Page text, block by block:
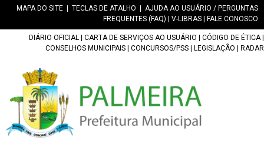
MAPA DO SITE TECLAS DE ATALHO
AJUDA AO USUÁRIO / PERGUNTAS
FREQUENTES (FAQ)
V-LIBRAS FALE CONOSCO
DIÁRIO OFICIAL CARTA DE SERVIÇOS AO USUÁRIO CÓDIGO DE ÉTICA|
CONSELHOS MUNICIPAIS
CONCURSOS/PSS LEGISLAÇÃO RADAR